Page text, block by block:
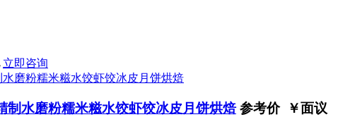
立即咨询
制水磨粉糯米糍水饺虾饺冰皮月饼烘焙 参考价 ￥面议